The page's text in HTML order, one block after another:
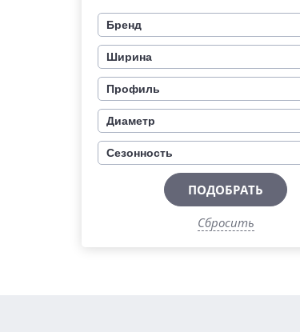
Бренд
Ширина
Профиль
Диаметр
Сезонность
ПОДОБРАТЬ
Сбросить